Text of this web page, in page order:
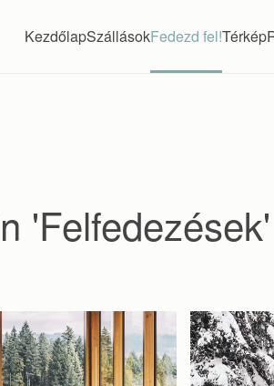
KezdőlapSzállásokFedezd fel!Térkép
'Felfedezések'